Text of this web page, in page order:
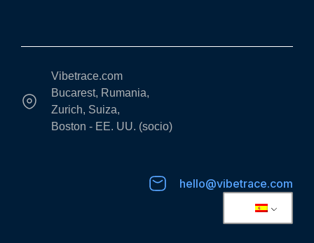
Vibetrace.com
Bucarest, Rumania,
Zurich, Suiza,
Boston - EE. UU. (socio)
hello@vibetrace.com